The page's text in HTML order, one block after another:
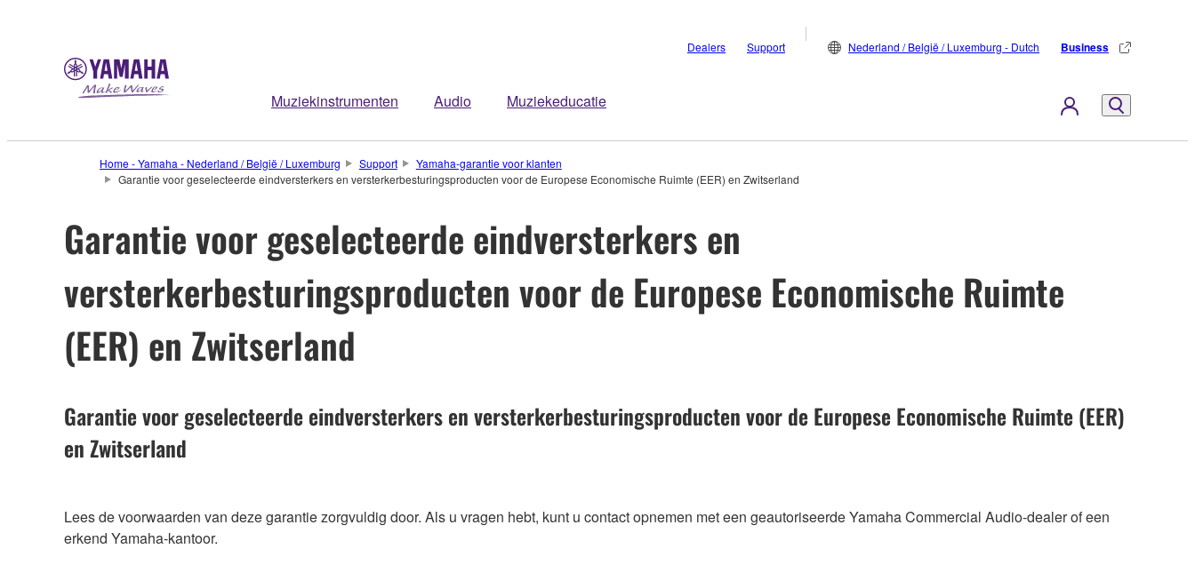
Muziekinstrumenten Audio Muziekeducatie
Dealers Support Nederland / België / Luxemburg - Dutch Business
Home - Yamaha - Nederland / België / Luxemburg Support
Yamaha-garantie voor klanten
Garantie voor geselecteerde eindversterkers en versterkerbesturingsproducten voor de Europese Economische Ruimte (EER) en Zwitserland
Garantie voor geselecteerde eindversterkers en
versterkerbesturingsproducten voor de Europese Economische Ruimte
(EER) en Zwitserland
Garantie voor geselecteerde eindversterkers en versterkerbesturingsproducten voor de Europese Economische Ruimte (EER)
en Zwitserland
Lees de voorwaarden van deze garantie zorgvuldig door. Als u vragen hebt, kunt u contact opnemen met een geautoriseerde Yamaha Commercial Audio-dealer of een
erkend Yamaha-kantoor.